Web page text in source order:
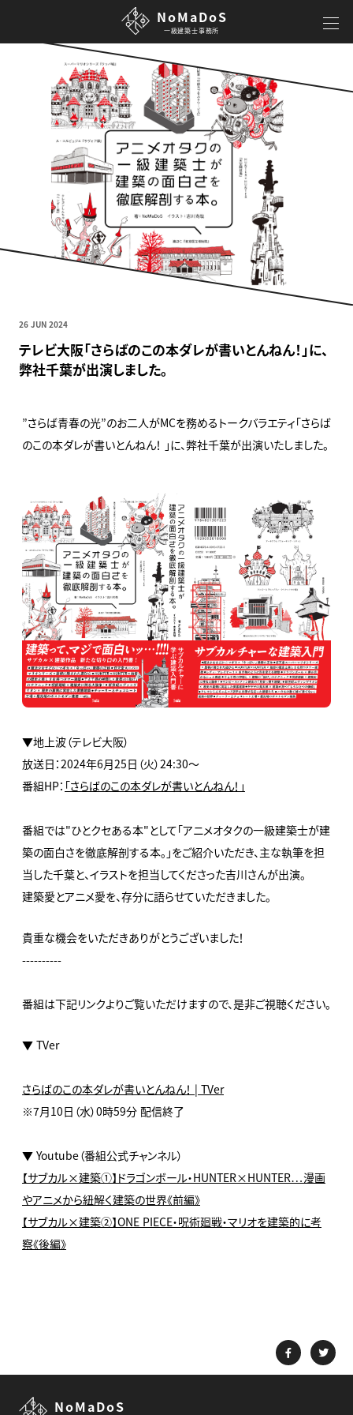
NoMaDoS
一級建築士事務所
26 JUN 2024
テレビ大阪「さらばのこの本ダレが書いとんねん！」に、
弊社千葉が出演しました。
”さらば青春の光”のお二人がMCを務めるトークバラエティ「さらば
のこの本ダレが書いとんねん！ 」に、弊社千葉が出演いたしました。
▼地上波（テレビ大阪）
放送日：2024年6月25日（火）24:30～
番組HP： 「さらばのこの本ダレが書いとんねん！」
番組では"ひとクセある本"として「アニメオタクの一級建築士が建
築の面白さを徹底解剖する本。」をご紹介いただき、主な執筆を担
当した千葉と、イラストを担当してくださった吉川さんが出演。
建築愛とアニメ愛を、存分に語らせていただきました。
貴重な機会をいただきありがとうございました！
----------
番組は下記リンクよりご覧いただけますので、是非ご視聴ください。
▼ TVer
さらばのこの本ダレが書いとんねん！ | TVer
※7月10日（水）0時59分 配信終了
▼ Youtube（番組公式チャンネル）
【サブカル×建築①】ドラゴンボール・HUNTER×HUNTER…漫画
やアニメから紐解く建築の世界《前編》
【サブカル×建築②】ONE PIECE・呪術廻戦・マリオを建築的に考
察《後編》
NoMaDoS